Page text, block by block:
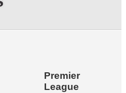
Premier
League